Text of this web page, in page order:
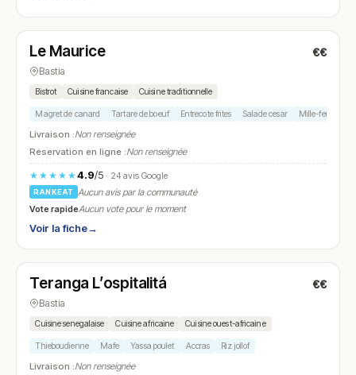
N° 5
Le Maurice €€
Bastia
Bistrot Cuisine francaise Cuisine traditionnelle
Magret de canard Tartare de boeuf Entrecote frites Salade cesar Mille-feuille
Livraison :Non renseignée
Réservation en ligne :Non renseignée
★★★★★4.9/5· 24 avis Google
RANKEAT
Aucun avis par la communauté
Vote rapideAucun vote pour le moment
Voir la fiche→
N° 6
Teranga L’ospitalitá €€
Bastia
Cuisine senegalaise Cuisine africaine Cuisine ouest-africaine
Thieboudienne Mafe Yassa poulet Accras Riz jollof
Livraison :Non renseignée